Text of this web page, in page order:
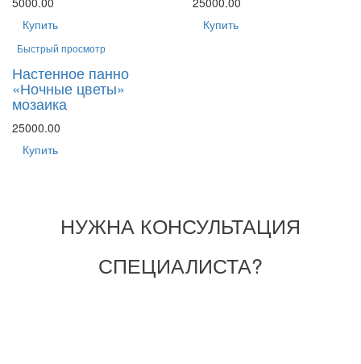
Купить
Купить
Быстрый просмотр
Настенное панно
«Ночные цветы»
мозаика
25000.00
Купить
НУЖНА КОНСУЛЬТАЦИЯ
СПЕЦИАЛИСТА?